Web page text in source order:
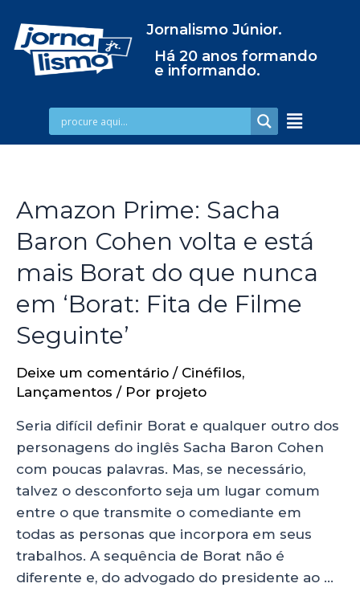
Jornalismo Júnior.
Há 20 anos formando
e informando.
Amazon Prime: Sacha
Baron Cohen volta e está
mais Borat do que nunca
em ‘Borat: Fita de Filme
Seguinte’
Deixe um comentário / Cinéfilos,
Lançamentos / Por projeto
Seria difícil definir Borat e qualquer outro dos
personagens do inglês Sacha Baron Cohen
com poucas palavras. Mas, se necessário,
talvez o desconforto seja um lugar comum
entre o que transmite o comediante em
todas as personas que incorpora em seus
trabalhos. A sequência de Borat não é
diferente e, do advogado do presidente ao …